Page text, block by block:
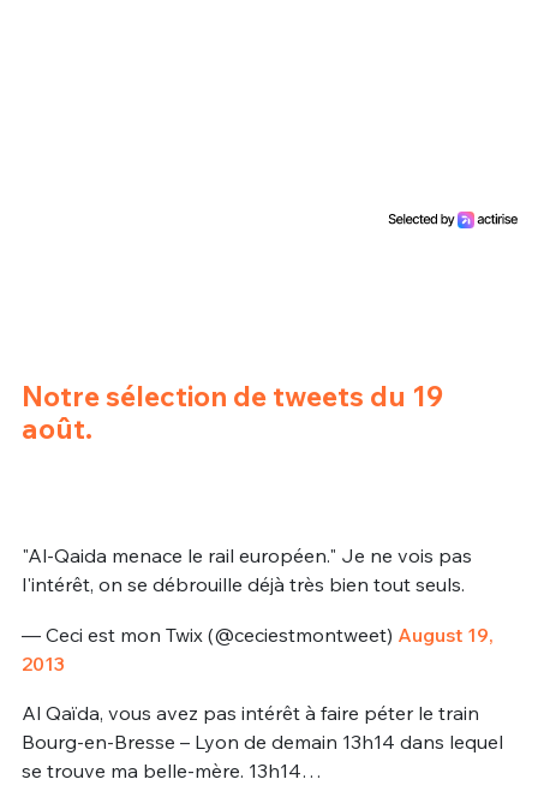
Notre sélection de tweets du 19
août.
"Al-Qaida menace le rail européen." Je ne vois pas
l'intérêt, on se débrouille déjà très bien tout seuls.
— Ceci est mon Twix (@ceciestmontweet) August 19,
2013
Al Qaïda, vous avez pas intérêt à faire péter le train
Bourg-en-Bresse – Lyon de demain 13h14 dans lequel
se trouve ma belle-mère. 13h14…